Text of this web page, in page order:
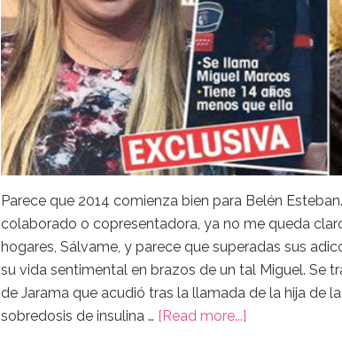
Parece que 2014 comienza bien para Belén
colaborado o copresentadora, ya no me queda
hogares, Sálvame, y parece que superadas sus
su vida sentimental en brazos de un tal Miguel. Se
de Jarama que acudió tras la llamada de la hija de
sobredosis de insulina … [Read more...]